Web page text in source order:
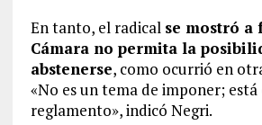
En tanto, el radical se mostró a
Cámara no permita la
abstenerse, como ocurrió en
«No es un tema de imponer; está
reglamento», indicó Negri.